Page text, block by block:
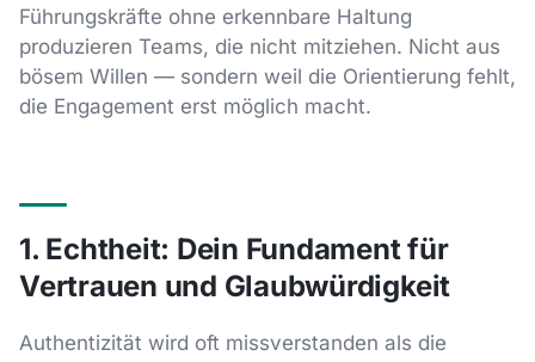
Führungskräfte ohne erkennbare Haltung
produzieren Teams, die nicht mitziehen. Nicht aus
bösem Willen — sondern weil die Orientierung fehlt,
die Engagement erst möglich macht.
1. Echtheit: Dein Fundament für
Vertrauen und Glaubwürdigkeit
Authentizität wird oft missverstanden als die